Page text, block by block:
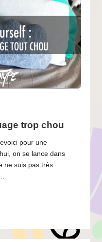
trop chou
pour une
on se lance dans
ne suis pas très